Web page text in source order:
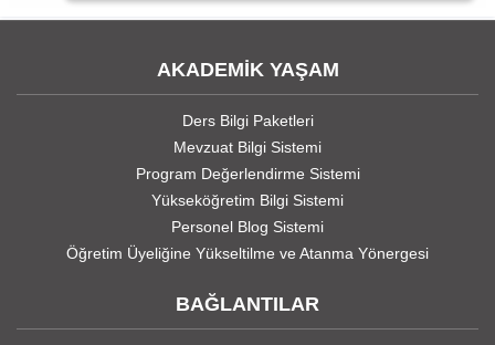
AKADEMİK YAŞAM
Ders Bilgi Paketleri
Mevzuat Bilgi Sistemi
Program Değerlendirme Sistemi
Yükseköğretim Bilgi Sistemi
Personel Blog Sistemi
Öğretim Üyeliğine Yükseltilme ve Atanma Yönergesi
BAĞLANTILAR